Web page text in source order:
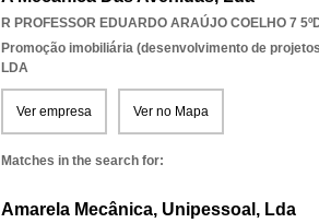
R PROFESSOR EDUARDO ARAÚJO COELHO 7
Promoção imobiliária (desenvolvimento de
LDA
Ver empresa Ver no Mapa
Matches in the search for:
Amarela Mecânica, Unipessoal, Lda